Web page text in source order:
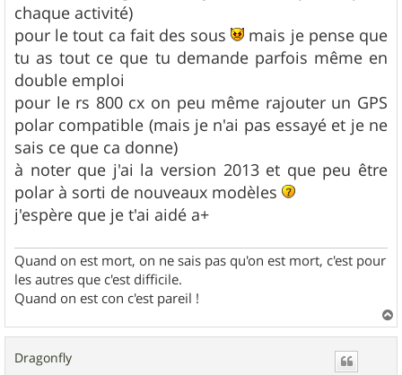
chaque activité)
pour le tout ca fait des sous
mais je pense que
tu as tout ce que tu demande parfois même en
double emploi
pour le rs 800 cx on peu même rajouter un GPS
polar compatible (mais je n'ai pas essayé et je ne
sais ce que ca donne)
à noter que j'ai la version 2013 et que peu être
polar à sorti de nouveaux modèles
j'espère que je t'ai aidé a+
Quand on est mort, on ne sais pas qu'on est mort, c'est pour
les autres que c'est difficile.
Quand on est con c'est pareil !
a
Dragonfly